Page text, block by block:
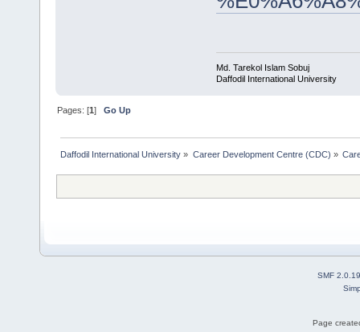
Md. Tarekol Islam Sobuj
Daffodil International University
Pages: [1]Go Up
Daffodil International University » Career Development Centre (CDC) »
SMF 2.0.19
Page